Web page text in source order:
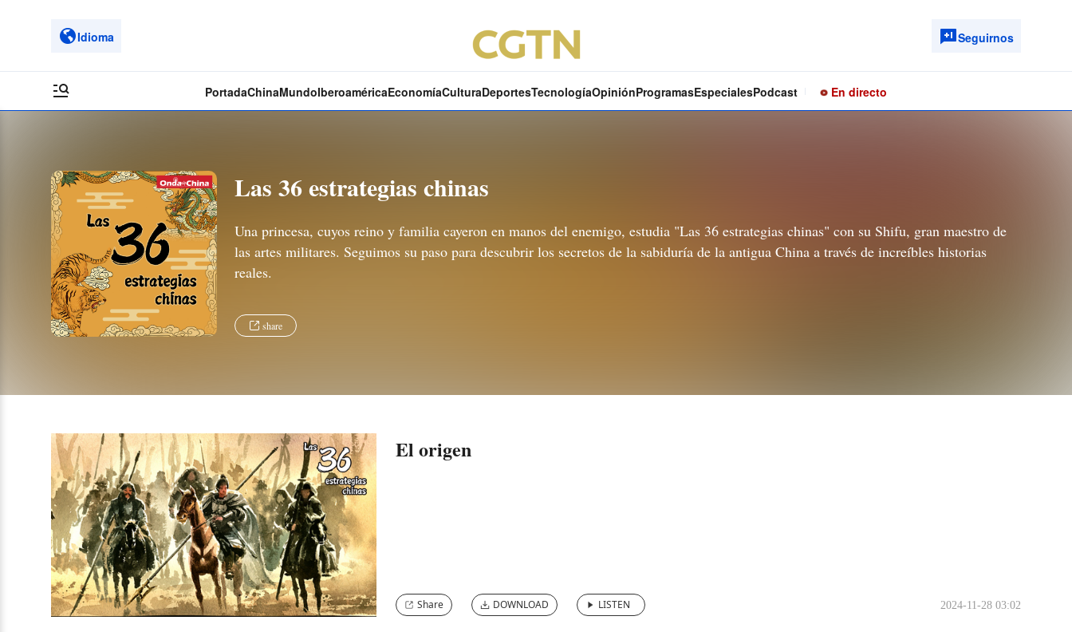
Idioma Seguirnos
PortadaChinaMundoIberoaméricaEconomíaCulturaDeportesTecnologíaOpiniónProgramasEspecialesPodcast En directo
Las 36 estrategias chinas
Una princesa, cuyos reino y familia cayeron en manos del enemigo, estudia "Las 36 estrategias chinas" con su Shifu, gran maestro de
las artes militares. Seguimos su paso para descubrir los secretos de la sabiduría de la antigua China a través de increíbles historias
reales.
share
El origen
2024-11-28 03:02
Share DOWNLOAD LISTEN